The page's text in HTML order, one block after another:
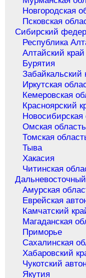
Новгородская
Псковская
Сибирский
Республика
Алтайский край
Бурятия
Забайкальский
Иркутская
Кемеровская
Красноярский
Новосибирская
Омская область
Томская
Тыва
Хакасия
Читинская
Амурская
Еврейская
Камчатский
Магаданская
Приморье
Сахалинская
Хабаровский
Чукотский
Якутия